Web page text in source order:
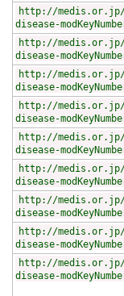
http://medis.or.jp/
disease-
http://medis.or.jp/
disease-
http://medis.or.jp/
disease-
http://medis.or.jp/
disease-
http://medis.or.jp/
disease-
http://medis.or.jp/
disease-
http://medis.or.jp/
disease-
http://medis.or.jp/
disease-
http://medis.or.jp/
disease-